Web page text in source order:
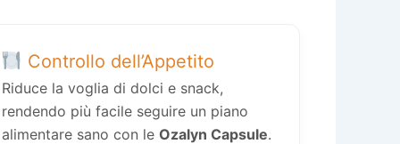
Controllo dell’Appetito
Riduce la voglia di dolci e snack,
rendendo più facile seguire un piano
alimentare sano con le Ozalyn Capsule.